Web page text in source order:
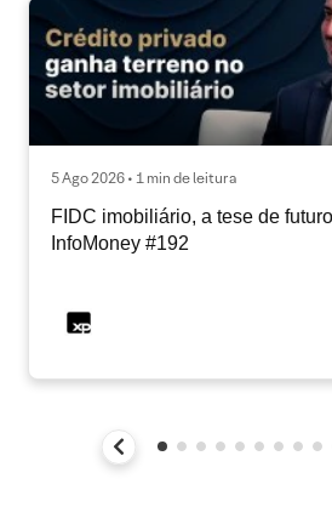
5 Ago 2026 • 1 min de leitura
FIDC imobiliário, a tese de
InfoMoney #192